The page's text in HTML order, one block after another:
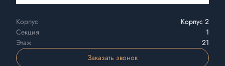
Корпус
Корпус 2
Секция
1
Этаж
21
Заказать звонок